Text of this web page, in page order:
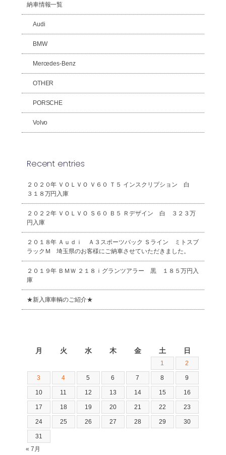
納車情報一覧
Audi
BMW
Mercedes-Benz
OTHER
PORSCHE
Volvo
Recent entries
２０２０年 ＶＯＬＶＯ Ｖ６０ Ｔ５ インスクリプション 白
３１８万円入庫
２０２２年 ＶＯＬＶＯ Ｓ６０ Ｂ５ Ｒデザイン 白 ３２３万
円入庫
２０１８年 Ａｕｄｉ Ａ３スポーツバック Ｓライン ミトスブ
ラックＭ 埼玉県のお客様にご納車させていただきました。
２０１９年 ＢＭＷ ２１８ｉグランツアラー 黒 １８５万円入
庫
★新入庫車輌のご紹介★
月 火 水 木 金 土 日
1 2
3 4 5 6 7 8 9
10 11 12 13 14 15 16
17 18 19 20 21 22 23
24 25 26 27 28 29 30
31
« 7月